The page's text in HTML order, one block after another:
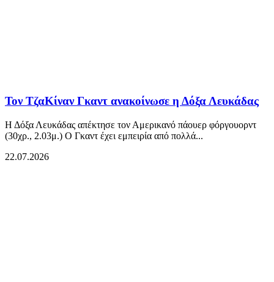
Τον ΤζαΚίναν Γκαντ ανακοίνωσε η Δόξα Λευκάδας
Η Δόξα Λευκάδας απέκτησε τον Αμερικανό πάουερ φόργουορντ
(30χρ., 2.03μ.) Ο Γκαντ έχει εμπειρία από πολλά...
22.07.2026